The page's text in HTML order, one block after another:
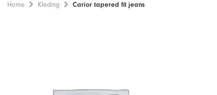
Home Kleding Carior tapered fit jeans